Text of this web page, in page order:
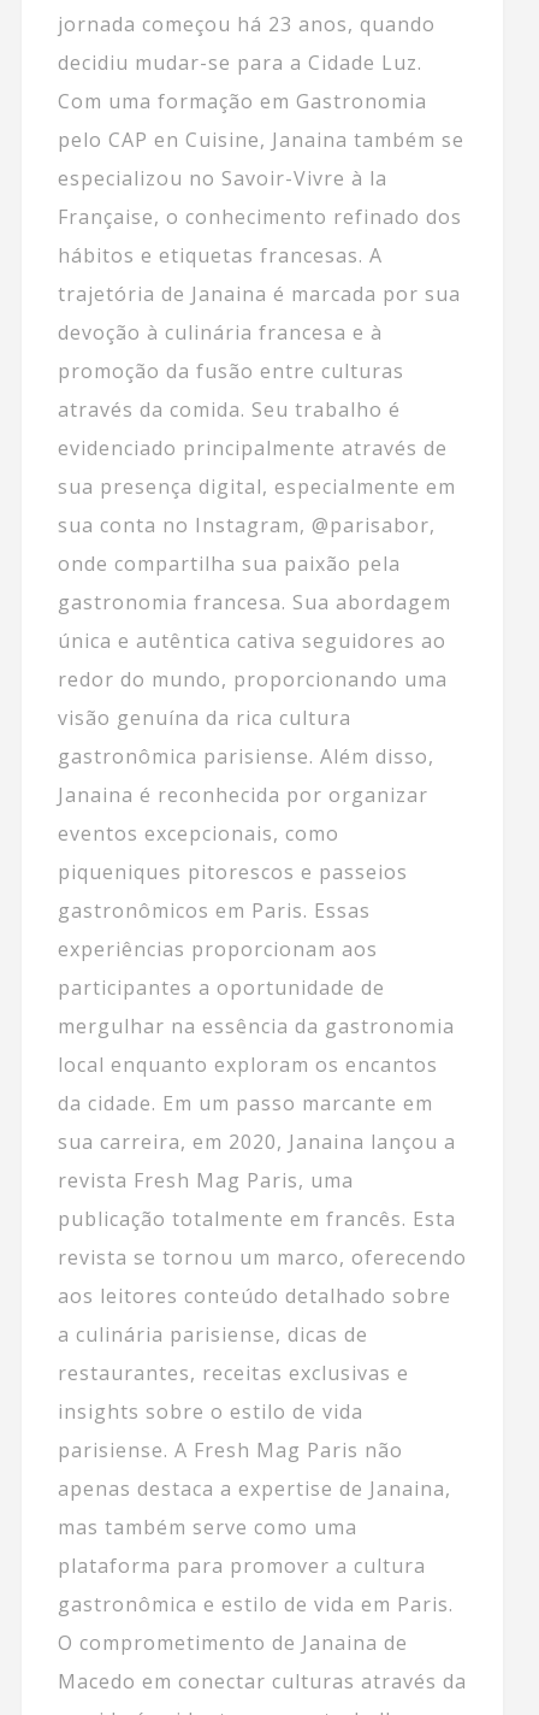
jornada começou há 23 anos, quando
decidiu mudar-se para a Cidade Luz.
Com uma formação em Gastronomia
pelo CAP en Cuisine, Janaina também se
especializou no Savoir-Vivre à la
Française, o conhecimento refinado dos
hábitos e etiquetas francesas. A
trajetória de Janaina é marcada por sua
devoção à culinária francesa e à
promoção da fusão entre culturas
através da comida. Seu trabalho é
evidenciado principalmente através de
sua presença digital, especialmente em
sua conta no Instagram, @parisabor,
onde compartilha sua paixão pela
gastronomia francesa. Sua abordagem
única e autêntica cativa seguidores ao
redor do mundo, proporcionando uma
visão genuína da rica cultura
gastronômica parisiense. Além disso,
Janaina é reconhecida por organizar
eventos excepcionais, como
piqueniques pitorescos e passeios
gastronômicos em Paris. Essas
experiências proporcionam aos
participantes a oportunidade de
mergulhar na essência da gastronomia
local enquanto exploram os encantos
da cidade. Em um passo marcante em
sua carreira, em 2020, Janaina lançou a
revista Fresh Mag Paris, uma
publicação totalmente em francês. Esta
revista se tornou um marco, oferecendo
aos leitores conteúdo detalhado sobre
a culinária parisiense, dicas de
restaurantes, receitas exclusivas e
insights sobre o estilo de vida
parisiense. A Fresh Mag Paris não
apenas destaca a expertise de Janaina,
mas também serve como uma
plataforma para promover a cultura
gastronômica e estilo de vida em Paris.
O comprometimento de Janaina de
Macedo em conectar culturas através da